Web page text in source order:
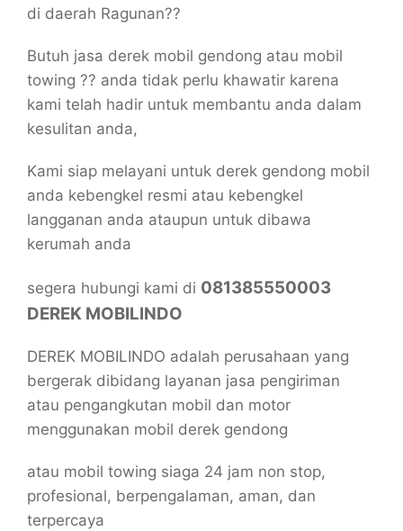
di daerah Ragunan??
Butuh jasa derek mobil gendong atau mobil
towing ?? anda tidak perlu khawatir karena
kami telah hadir untuk membantu anda dalam
kesulitan anda,
Kami siap melayani untuk derek gendong mobil
anda kebengkel resmi atau kebengkel
langganan anda ataupun untuk dibawa
kerumah anda
segera hubungi kami di 081385550003
DEREK MOBILINDO
DEREK MOBILINDO adalah perusahaan yang
bergerak dibidang layanan jasa pengiriman
atau pengangkutan mobil dan motor
menggunakan mobil derek gendong
atau mobil towing siaga 24 jam non stop,
profesional, berpengalaman, aman, dan
terpercaya